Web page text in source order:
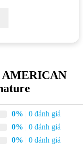
VF-0320 bán âm
0320 bán âm bàn
rửa Lavabo
âm bàn
VF-0320
AMERICAN
0% | 0 đánh giá
0% | 0 đánh giá
0% | 0 đánh giá